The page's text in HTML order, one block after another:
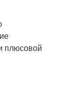
плюсовой